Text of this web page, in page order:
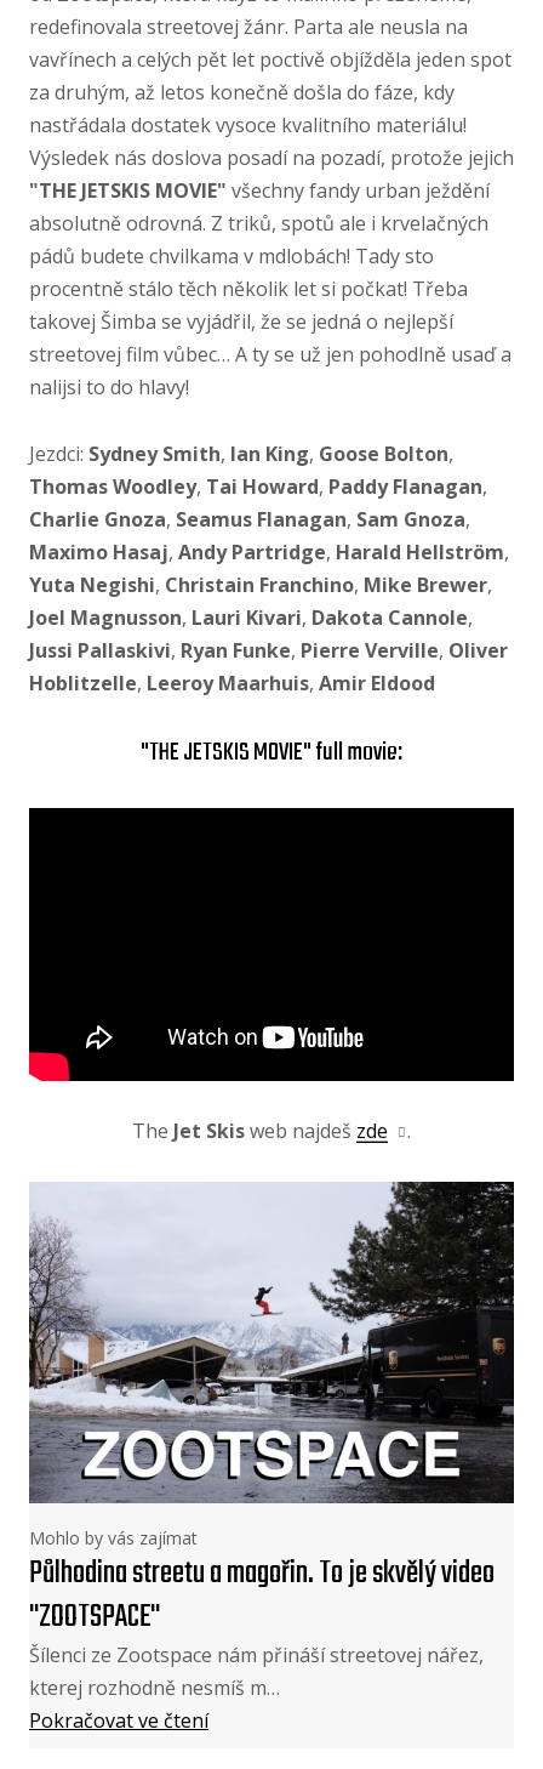
redefinovala streetovej žánr. Parta ale neusla na
vavřínech a celých pět let poctivě objížděla jeden spot
za druhým, až letos konečně došla do fáze, kdy
nastřádala dostatek vysoce kvalitního materiálu!
Výsledek nás doslova posadí na pozadí, protože jejich
"THE JETSKIS MOVIE" všechny fandy urban ježdění
absolutně odrovná. Z triků, spotů ale i krvelačných
pádů budete chvilkama v mdlobách! Tady sto
procentně stálo těch několik let si počkat! Třeba
takovej Šimba se vyjádřil, že se jedná o nejlepší
streetovej film vůbec… A ty se už jen pohodlně usaď a
nalijsi to do hlavy!
Jezdci: Sydney Smith, Ian King, Goose Bolton,
Thomas Woodley, Tai Howard, Paddy Flanagan,
Charlie Gnoza, Seamus Flanagan, Sam Gnoza,
Maximo Hasaj, Andy Partridge, Harald Hellström,
Yuta Negishi, Christain Franchino, Mike Brewer,
Joel Magnusson, Lauri Kivari, Dakota Cannole,
Jussi Pallaskivi, Ryan Funke, Pierre Verville, Oliver
Hoblitzelle, Leeroy Maarhuis, Amir Eldood
"THE JETSKIS MOVIE" full movie:
The Jet Skisweb najdeš zde .
Mohlo by vás zajímat
Půlhodina streetu a magořin. To je skvělý video
"ZOOTSPACE"
Šílenci ze Zootspace nám přináší streetovej nářez,
kterej rozhodně nesmíš m…
Pokračovat ve čtení